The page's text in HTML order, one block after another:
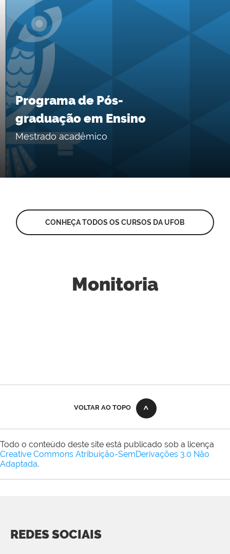
Programa de Pós-
graduação em Ensino
Mestrado acadêmico
CONHEÇA TODOS OS CURSOS DA UFOB
Monitoria
VOLTAR AO TOPO
Todo o conteúdo deste site está publicado sob a licença
Creative Commons Atribuição-SemDerivações 3.0 Não
Adaptada.
REDES SOCIAIS